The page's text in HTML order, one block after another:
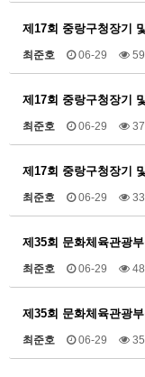
제17회 중랑구청장기
최준호 06-29 59
제17회 중랑구청장기
최준호 06-29 37
제17회 중랑구청장기
최준호 06-29 33
제35회 문화체육관광
최준호 06-29 48
제35회 문화체육관광
최준호 06-29 35